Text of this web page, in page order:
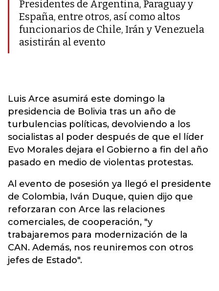
Presidentes de Argentina, Paraguay y
España, entre otros, así como altos
funcionarios de Chile, Irán y Venezuela
asistirán al evento
Luis Arce asumirá este domingo la
presidencia de Bolivia tras un año de
turbulencias políticas, devolviendo a los
socialistas al poder después de que el líder
Evo Morales dejara el Gobierno a fin del año
pasado en medio de violentas protestas.
Al evento de posesión ya llegó el presidente
de Colombia, Iván Duque, quien dijo que
reforzaran con Arce las relaciones
comerciales, de cooperación, "y
trabajaremos para modernización de la
CAN. Además, nos reuniremos con otros
jefes de Estado".